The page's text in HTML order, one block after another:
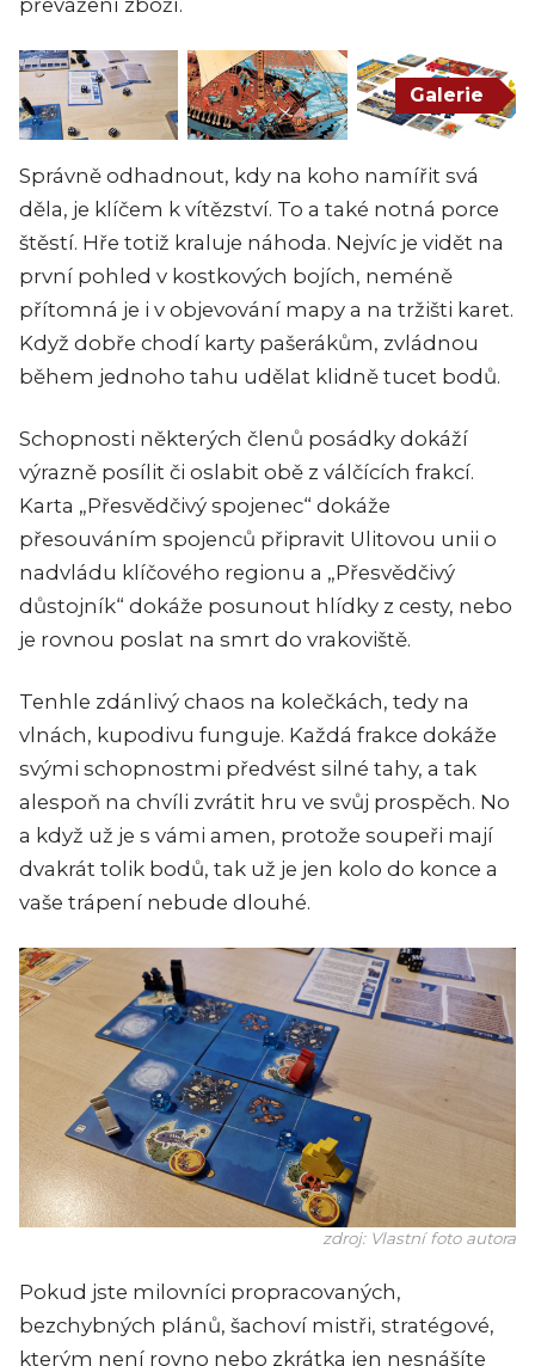
převážení zboží.
Galerie
Správně odhadnout, kdy na koho namířit svá
děla, je klíčem k vítězství. To a také notná porce
štěstí. Hře totiž kraluje náhoda. Nejvíc je vidět na
první pohled v kostkových bojích, neméně
přítomná je i v objevování mapy a na tržišti karet.
Když dobře chodí karty pašerákům, zvládnou
během jednoho tahu udělat klidně tucet bodů.
Schopnosti některých členů posádky dokáží
výrazně posílit či oslabit obě z válčících frakcí.
Karta „Přesvědčivý spojenec“ dokáže
přesouváním spojenců připravit Ulitovou unii o
nadvládu klíčového regionu a „Přesvědčivý
důstojník“ dokáže posunout hlídky z cesty, nebo
je rovnou poslat na smrt do vrakoviště.
Tenhle zdánlivý chaos na kolečkách, tedy na
vlnách, kupodivu funguje. Každá frakce dokáže
svými schopnostmi předvést silné tahy, a tak
alespoň na chvíli zvrátit hru ve svůj prospěch. No
a když už je s vámi amen, protože soupeři mají
dvakrát tolik bodů, tak už je jen kolo do konce a
vaše trápení nebude dlouhé.
zdroj: Vlastní foto autora
Pokud jste milovníci propracovaných,
bezchybných plánů, šachoví mistři, stratégové,
kterým není rovno nebo zkrátka jen nesnášíte